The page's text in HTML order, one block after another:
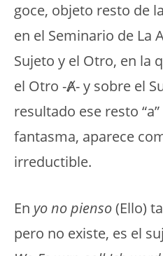
goce, objeto resto de
en el Seminario de La
Sujeto y el Otro, en la
el Otro -Ⱥ- y sobre el
resultado ese resto
fantasma, aparece
irreductible.
En yo no pienso(Ello)
pero no existe, es el